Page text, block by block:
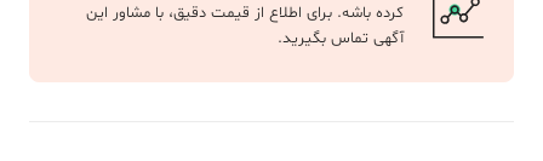
کرده باشه. برای اطلاع از قیمت دقیق، با مشاور این
آگهی تماس بگیرید.